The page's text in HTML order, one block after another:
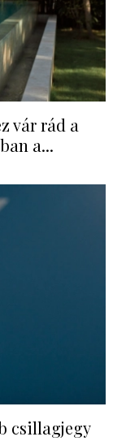
vár rád a
a...
csillagjegy